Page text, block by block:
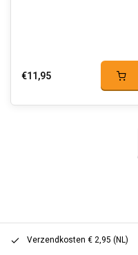
€11,95
Verzendkosten € 2,95 (NL)